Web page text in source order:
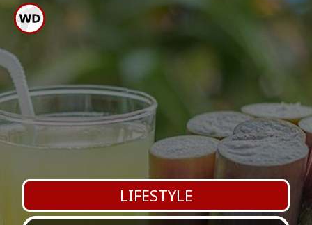
ಕಬ್ಬಿನ ಜಲ್ಲೆಯನ್ನು ಒಣಗಿಸಿ ಸುಟ್ಟು
ಬೂದಿ ಮಾಡಿ ಅದನ್ನು ಗಿಡಗಳಿಗೆ
ಹಾಕಬಹುದು
LIFESTYLE